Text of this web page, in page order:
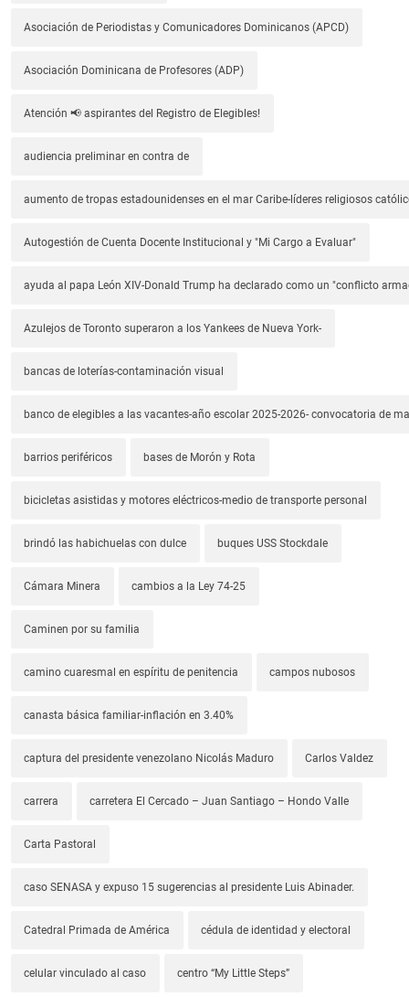
Asociación de Periodistas y Comunicadores Dominicanos (APCD)
Asociación Dominicana de Profesores (ADP)
Atención 📢 aspirantes del Registro de Elegibles!
audiencia preliminar en contra de
aumento de tropas estadounidenses en el mar Caribe-líderes religiosos
Autogestión de Cuenta Docente Institucional y "Mi Cargo a Evaluar"
ayuda al papa León XIV-Donald Trump ha declarado como un "conflicto
Azulejos de Toronto superaron a los Yankees de Nueva York-
bancas de loterías-contaminación visual
banco de elegibles a las vacantes-año escolar 2025-2026- convocatoria de
barrios periféricos bases de Morón y Rota
bicicletas asistidas y motores eléctricos-medio de transporte personal
brindó las habichuelas con dulce buques USS Stockdale
Cámara Minera cambios a la Ley 74-25
Caminen por su familia
camino cuaresmal en espíritu de penitencia campos nubosos
canasta básica familiar-inflación en 3.40%
captura del presidente venezolano Nicolás Maduro Carlos Valdez
carrera carretera El Cercado – Juan Santiago – Hondo Valle
Carta Pastoral
caso SENASA y expuso 15 sugerencias al presidente Luis Abinader.
Catedral Primada de América cédula de identidad y electoral
celular vinculado al caso centro “My Little Steps”